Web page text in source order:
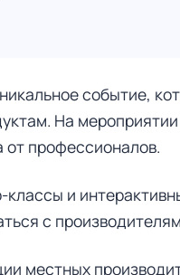
событие,
На
от профессионалов.
и
с
местных